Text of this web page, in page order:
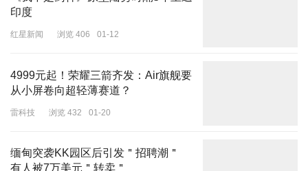
印度
红星新闻 浏览 406 01-12
4999元起！荣耀三箭齐发：Air旗舰要
从小屏卷向超轻薄赛道？
雷科技 浏览 432 01-20
缅甸突袭KK园区后引发＂招聘潮＂
有人被7万美元＂转卖＂